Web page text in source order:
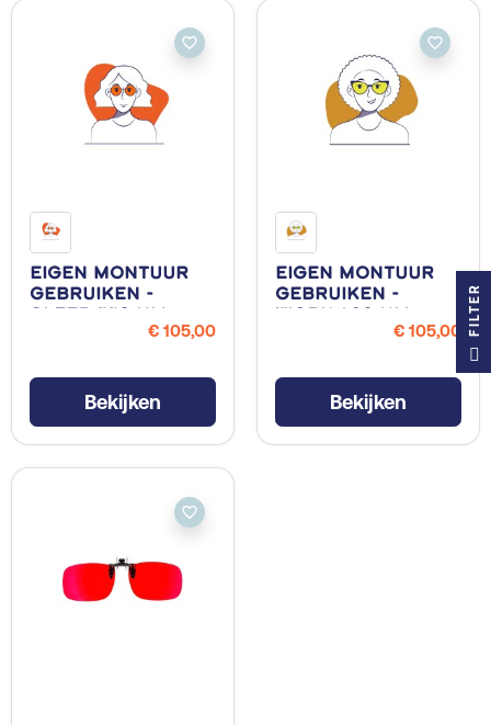
favorite_border
Eigen Montuur
Gebruiken -
€ 105,00
Bekijken
favorite_border
Eigen Montuur
Gebruiken -
€ 105,00
Bekijken
favorite_border
R